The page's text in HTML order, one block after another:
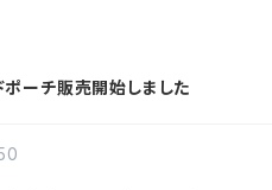
ーチ販売開始しました